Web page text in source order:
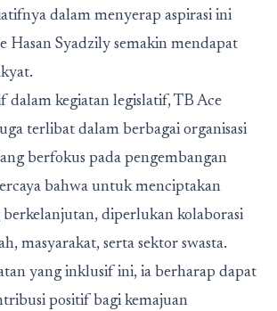
dalam menyerap aspirasi ini
Hasan Syadzily semakin mendapat
dalam kegiatan legislatif, TB Ace
terlibat dalam berbagai organisasi
berfokus pada pengembangan
bahwa untuk menciptakan
diperlukan kolaborasi
masyarakat, serta sektor swasta.
yang inklusif ini, ia berharap dapat
positif bagi kemajuan